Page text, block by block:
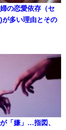
の恋愛依存（セ
が多い理由とその
「嫌」…指図、